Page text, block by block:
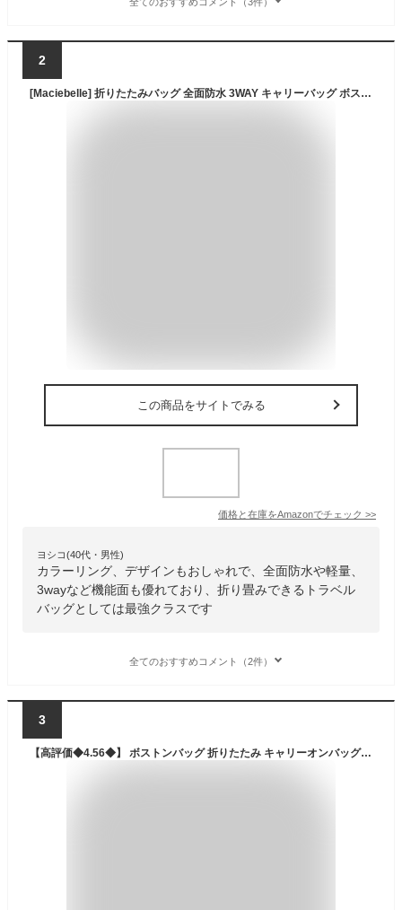
2
[Maciebelle] 折りたたみバッグ 全面防水 3WAY キャリーバッグ ボストンバッグ 大容量 超軽量 折り畳み トラベルバッグ トートバッグ おしゃれ 男女兼用 旅行 出張 (グリーン)
この商品をサイトでみる
価格と在庫をAmazonでチェック >>
ヨシコ(40代・男性)
カラーリング、デザインもおしゃれで、全面防水や軽量、
3wayなど機能面も優れており、折り畳みできるトラベル
バッグとしては最強クラスです
全てのおすすめコメント（2件）
3
【高評価◆4.56◆】 ボストンバッグ 折りたたみ キャリーオンバッグ レディース トラベルバッグ 大容量 軽量 コンパクト 修学旅行 旅行バッグ おしゃれ サブバッグ 旅行カバン パッカブル ボストンバック 機内持ち込み スポーツバッグ トートバッグ 1泊 2泊 32L 男女 NOMAW